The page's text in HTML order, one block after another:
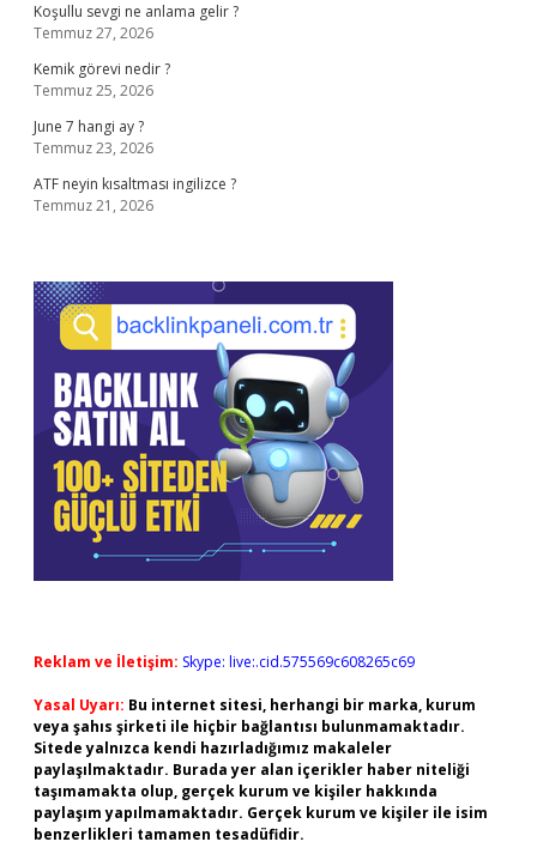
Koşullu sevgi ne anlama gelir ?
Temmuz 27, 2026
Kemik görevi nedir ?
Temmuz 25, 2026
June 7 hangi ay ?
Temmuz 23, 2026
ATF neyin kısaltması ingilizce ?
Temmuz 21, 2026
Reklam ve İletişim: Skype: live:.cid.575569c608265c69
Yasal Uyarı: Bu internet sitesi, herhangi bir marka, kurum
veya şahıs şirketi ile hiçbir bağlantısı bulunmamaktadır.
Sitede yalnızca kendi hazırladığımız makaleler
paylaşılmaktadır. Burada yer alan içerikler haber niteliği
taşımamakta olup, gerçek kurum ve kişiler hakkında
paylaşım yapılmamaktadır. Gerçek kurum ve kişiler ile isim
benzerlikleri tamamen tesadüfidir.